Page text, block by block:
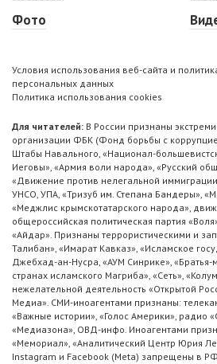
Фото
Условия использования веб-сайта и
персональных данных
Политика использования cookies
Для читателей: В России признаны
организации ФБК (Фонд борьбы с
Штабы Навального, «Национал-
Иеговы», «Армия воли народа», «Русский
«Движение против нелегальной
УНСО, УПА, «Тризуб им. Степана Бандеры»,
«Меджлис крымскотатарского народа»,
общероссийская политическая партия
«Айдар». Признаны террористическими и
Талибан», «Имарат Кавказ», «Исламское
Джебхад-ан-Нусра, «АУМ Синрике», «Братья-
странах исламского Магриба», «Сеть»,
нежелательной деятельность «Открытой
Медиа». СМИ-иноагентами признаны:
«Важные истории», «Голос Америки», радио
«Медиазона», ОВД-инфо. Иноагентами
«Мемориал», «Аналитический Центр Юрия
Instagram и Facebook (Metа) запрещены в